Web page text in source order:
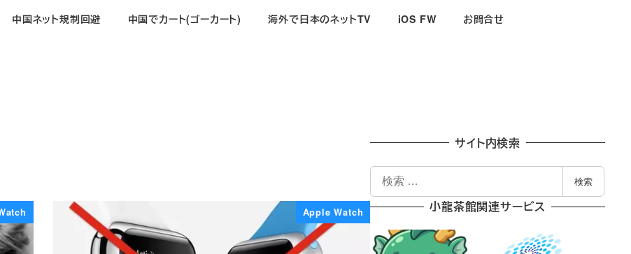
中国ネット規制回避 中国でカート(ゴーカート) 海外で日本のネットTV iOS FW お問合せ
Apple Watch
サイト内検索
索
検索
小龍茶館関連サービス